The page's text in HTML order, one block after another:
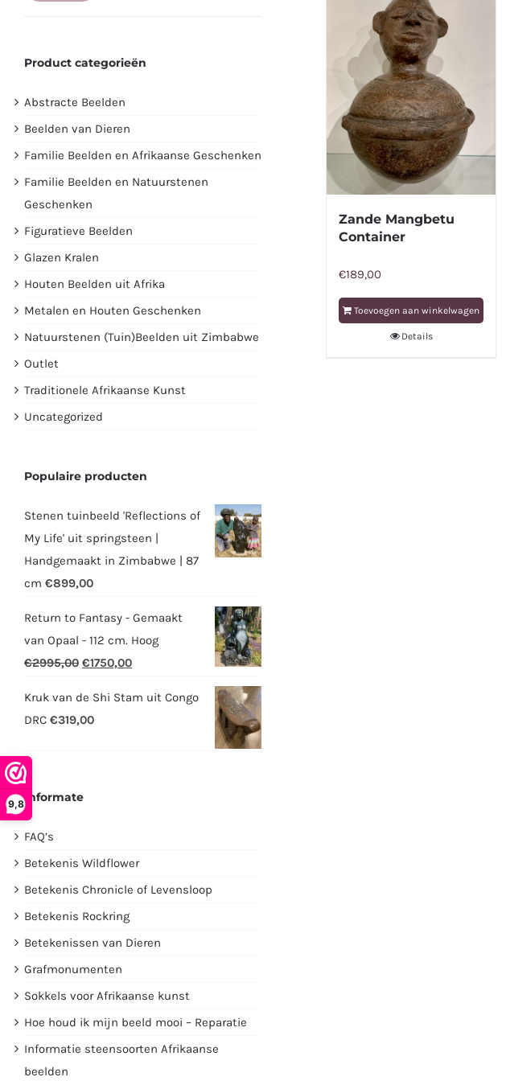
9,8
Zande Mangbetu
Container
€189,00
Toevoegen aan winkelwagen
Details
Product categorieën
Abstracte Beelden
Beelden van Dieren
Familie Beelden en Afrikaanse Geschenken
Familie Beelden en Natuurstenen
Geschenken
Figuratieve Beelden
Glazen Kralen
Houten Beelden uit Afrika
Metalen en Houten Geschenken
Natuurstenen (Tuin)Beelden uit Zimbabwe
Outlet
Traditionele Afrikaanse Kunst
Uncategorized
Populaire producten
Stenen tuinbeeld 'Reflections of
My Life' uit springsteen |
Handgemaakt in Zimbabwe | 87
cm €899,00
Return to Fantasy - Gemaakt
van Opaal - 112 cm. Hoog
€2995,00 Oorspronkelijke
was:
€2995,00.
€1750,00Huidige
Kruk van de Shi Stam uit Congo
DRC €319,00
Informate
FAQ’s
Betekenis Wildflower
Betekenis Chronicle of Levensloop
Betekenis Rockring
Betekenissen van Dieren
Grafmonumenten
Sokkels voor Afrikaanse kunst
Hoe houd ik mijn beeld mooi – Reparatie
Informatie steensoorten Afrikaanse
beelden